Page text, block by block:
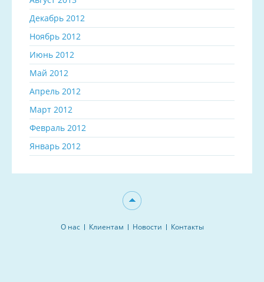
Декабрь 2012
Ноябрь 2012
Июнь 2012
Май 2012
Апрель 2012
Март 2012
Февраль 2012
Январь 2012
О нас Клиентам Новости Контакты